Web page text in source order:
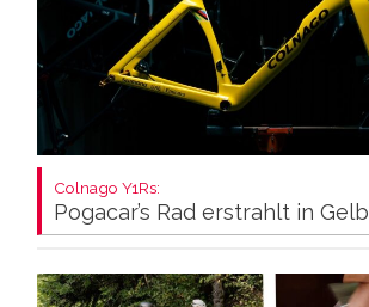
Colnago Y1Rs:
Pogacar’s Rad erstrahlt in Gelb